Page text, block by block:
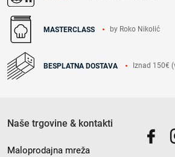
MASTERCLASS by Roko Nikolić
BESPLATNA DOSTAVA Iznad 150€
Naše trgovine & kontakti
Maloprodajna mreža